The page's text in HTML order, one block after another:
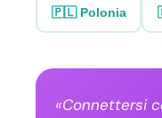
🇵🇱 Polonia
«Connettersi